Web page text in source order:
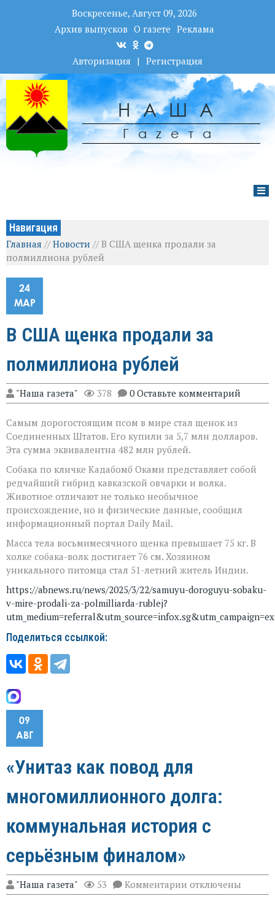
Воскресенье, Август 09, 2026
Архив выпусков О газете Реклама
Авторизация | Регистрация
НАША
Гаzета
Навигация
Главная //Новости //В США щенка продали за
полмиллиона рублей
24
МАР
В США щенка продали за
полмиллиона рублей
"Наша газета" 378 0 Оставьте комментарий
Самым дорогостоящим псом в мире стал щенок из
Соединенных Штатов. Его купили за 5,7 млн долларов.
Эта сумма эквивалентна 482 млн рублей.
Собака по кличке Кадабомб Оками представляет собой
редчайший гибрид кавказской овчарки и волка.
Животное отличают не только необычное
происхождение, но и физические данные, сообщил
информационный портал Daily Mail.
Масса тела восьмимесячного щенка превышает 75 кг. В
холке собака-волк достигает 76 см. Хозяином
уникального питомца стал 51-летний житель Индии.
https://abnews.ru/news/2025/3/22/samuyu-doroguyu-sobaku-
v-mire-prodali-za-polmilliarda-rublej?
Поделиться ссылкой:
09
АВГ
«Унитаз как повод для
многомиллионного долга:
коммунальная история с
серьёзным финалом»
"Наша газета" 53 Комментарии к
записи
отключены